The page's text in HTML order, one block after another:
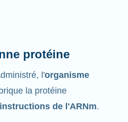
l'organisme
la protéine
instructions de l'ARNm